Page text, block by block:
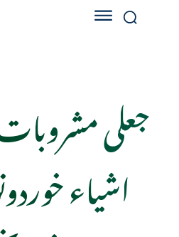
جعلی
اشیاء